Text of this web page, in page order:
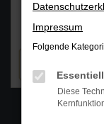
Impressum
Folgende
Essentiell
Diese